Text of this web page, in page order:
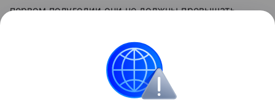
первом полугодии они не должны превышать
недель для первоклассников и 11 недель для
учеников 2–9-х классов.
Образование